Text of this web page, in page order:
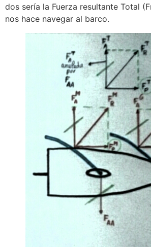
dos sería la Fuerza resultante Total
nos hace navegar al barco.